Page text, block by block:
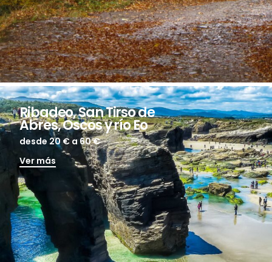
Ribadeo, San Tirso de
Abres, Oscos y río Eo
desde 20 € a 60 €
Ver más